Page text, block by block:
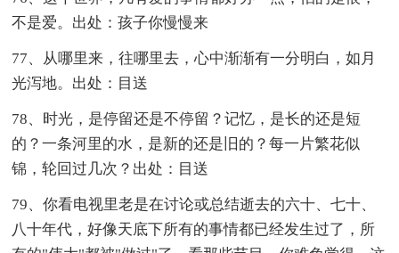
不是爱。出处：孩子你慢慢来
77、从哪里来，往哪里去，心中渐渐有一分明白，如月
光泻地。出处：目送
78、时光，是停留还是不停留？记忆，是长的还是短
的？一条河里的水，是新的还是旧的？每一片繁花似
锦，轮回过几次？出处：目送
79、你看电视里老是在讨论或总结逝去的六十、七十、
八十年代，好像天底下所有的事情都已经发生过了，所